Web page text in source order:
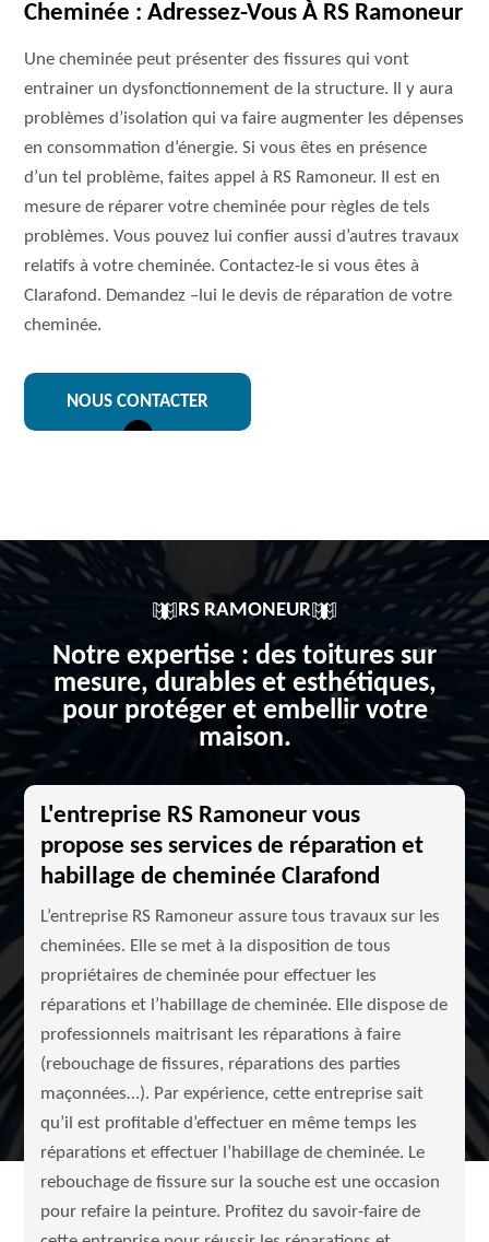
Cheminée : Adressez-Vous À RS Ramoneur
Une cheminée peut présenter des fissures qui vont
entrainer un dysfonctionnement de la structure. Il y aura
problèmes d’isolation qui va faire augmenter les dépenses
en consommation d’énergie. Si vous êtes en présence
d’un tel problème, faites appel à RS Ramoneur. Il est en
mesure de réparer votre cheminée pour règles de tels
problèmes. Vous pouvez lui confier aussi d’autres travaux
relatifs à votre cheminée. Contactez-le si vous êtes à
Clarafond. Demandez –lui le devis de réparation de votre
cheminée.
NOUS CONTACTER
RS RAMONEUR
Notre expertise : des toitures sur
mesure, durables et esthétiques,
pour protéger et embellir votre
maison.
L'entreprise RS Ramoneur vous
propose ses services de réparation et
habillage de cheminée Clarafond
L’entreprise RS Ramoneur assure tous travaux sur les
cheminées. Elle se met à la disposition de tous
propriétaires de cheminée pour effectuer les
réparations et l’habillage de cheminée. Elle dispose de
professionnels maitrisant les réparations à faire
(rebouchage de fissures, réparations des parties
maçonnées…). Par expérience, cette entreprise sait
qu’il est profitable d’effectuer en même temps les
réparations et effectuer l’habillage de cheminée. Le
rebouchage de fissure sur la souche est une occasion
pour refaire la peinture. Profitez du savoir-faire de